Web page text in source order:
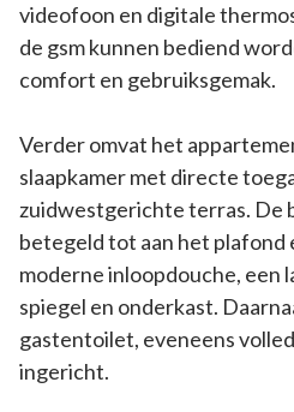
videofoon en digitale
de gsm kunnen bediend
comfort en gebruiksgemak.
Verder omvat het
slaapkamer met directe
zuidwestgerichte terras. De
betegeld tot aan het plafond
moderne inloopdouche, een
spiegel en onderkast.
gastentoilet, eveneens
ingericht.